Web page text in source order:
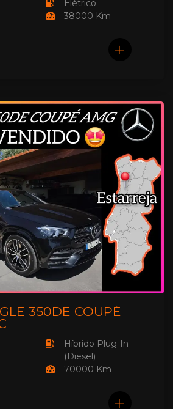
Elétrico
38000 Km
350DE COUPÉ
Híbrido Plug-In
(Diesel)
70000 Km